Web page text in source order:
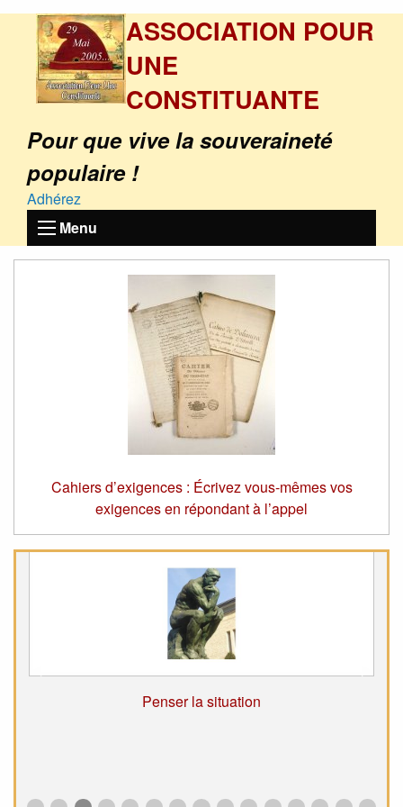
ASSOCIATION POUR
UNE
CONSTITUANTE
Pour que vive la souveraineté
populaire !
Adhérez
Menu
Cahiers d’exigences : Écrivez vous-mêmes vos
exigences en répondant à l’appel
Penser la situation